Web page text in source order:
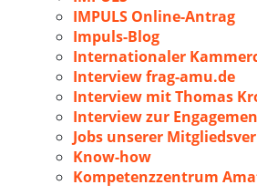
IMPULS Online-Antrag
Impuls-Blog
Internationaler
Interview frag-amu.de
Interview mit Thomas
Interview zur
Jobs unserer
Know-how
Kompetenzzentrum